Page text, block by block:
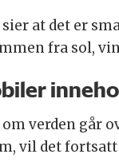
at det er
fra sol,
om verden går
vil det